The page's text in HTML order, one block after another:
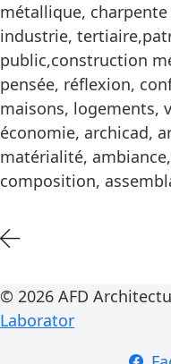
métallique,
industrie,
public,construction
pensée, réflexion,
maisons, logements,
économie, archicad,
matérialité,
composition,
© 2026 AFD
Laborator